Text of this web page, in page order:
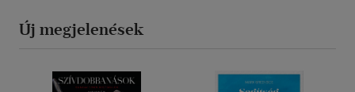
Új megjelenések